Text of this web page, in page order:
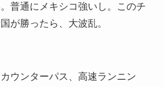
普通にメキシコ強いし。このチ
が勝ったら、大波乱。
ウンターパス、高速ランニン